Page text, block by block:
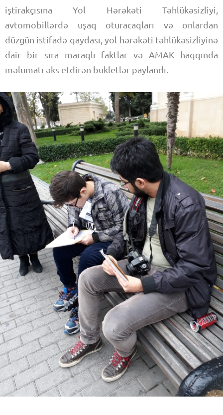
iştirakçısına Yol Hərəkəti Təhlükəsizliyi,
avtomobillərdə uşaq oturacaqları və onlardan
düzgün istifadə qaydası, yol hərəkəti təhlükəsizliyinə
dair bir sıra maraqlı faktlar və AMAK haqqında
məlumatı əks etdirən bukletlər paylandı.